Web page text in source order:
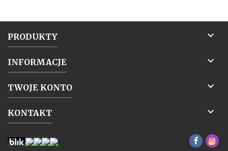
PRODUKTY 
INFORMACJE 
TWOJE KONTO 
KONTAKT 